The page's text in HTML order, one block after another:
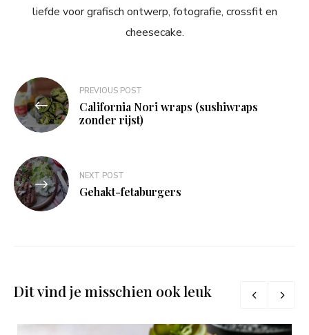
liefde voor grafisch ontwerp, fotografie, crossfit en
cheesecake.
Bericht
navigatie
PREVIOUS POST
California Nori wraps (sushiwraps
zonder rijst)
NEXT POST
Gehakt-fetaburgers
Dit vind je misschien ook leuk